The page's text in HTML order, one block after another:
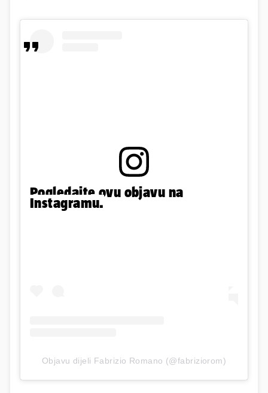
Pogledajte ovu objavu na
Instagramu.
Objavu dijeli Fabrizio Romano (@fabriziorom)